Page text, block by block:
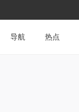
导航 热点